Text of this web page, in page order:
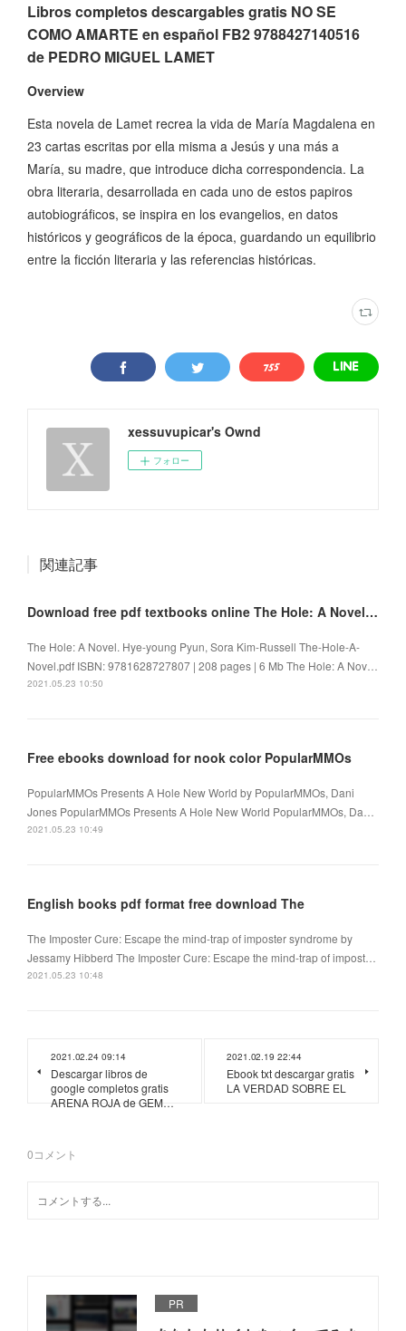
Libros completos descargables gratis NO SE
COMO AMARTE en español FB2 9788427140516
de PEDRO MIGUEL LAMET
Overview
Esta novela de Lamet recrea la vida de María Magdalena en
23 cartas escritas por ella misma a Jesús y una más a
María, su madre, que introduce dicha correspondencia. La
obra literaria, desarrollada en cada uno de estos papiros
autobiográficos, se inspira en los evangelios, en datos
históricos y geográficos de la época, guardando un equilibrio
entre la ficción literaria y las referencias históricas.
xessuvupicar's Ownd
フォロー
関連記事
Download free pdf textbooks online The Hole: A Novel 9781628727807
The Hole: A Novel. Hye-young Pyun, Sora Kim-Russell The-Hole-A-
Novel.pdf ISBN: 9781628727807 | 208 pages | 6 Mb The Hole: A Nov…
2021.05.23 10:50
Free ebooks download for nook color PopularMMOs
PopularMMOs Presents A Hole New World by PopularMMOs, Dani
Jones PopularMMOs Presents A Hole New World PopularMMOs, Da…
2021.05.23 10:49
English books pdf format free download The
The Imposter Cure: Escape the mind-trap of imposter syndrome by
Jessamy Hibberd The Imposter Cure: Escape the mind-trap of impost…
2021.05.23 10:48
2021.02.24 09:14
Descargar libros de
google completos gratis
ARENA ROJA de GEM…
2021.02.19 22:44
Ebook txt descargar gratis
LA VERDAD SOBRE EL
0コメント
PR